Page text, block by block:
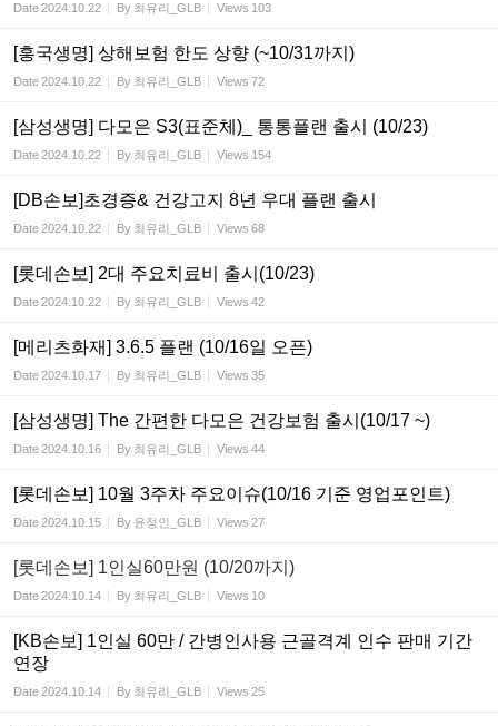
Date2024.10.22 By 최유리_GLB Views 103
[흥국생명] 상해보험 한도 상향 (~10/31까지)
Date2024.10.22 By 최유리_GLB Views 72
[삼성생명] 다모은 S3(표준체)_ 통통플랜 출시 (10/23)
Date2024.10.22 By 최유리_GLB Views 154
[DB손보]초경증& 건강고지 8년 우대 플랜 출시
Date2024.10.22 By 최유리_GLB Views 68
[롯데손보] 2대 주요치료비 출시(10/23)
Date2024.10.22 By 최유리_GLB Views 42
[메리츠화재] 3.6.5 플랜 (10/16일 오픈)
Date2024.10.17 By 최유리_GLB Views 35
[삼성생명] The 간편한 다모은 건강보험 출시(10/17 ~)
Date2024.10.16 By 최유리_GLB Views 44
[롯데손보] 10월 3주차 주요이슈(10/16 기준 영업포인트)
Date2024.10.15 By 윤정인_GLB Views 27
[롯데손보] 1인실60만원 (10/20까지)
Date2024.10.14 By 최유리_GLB Views 10
[KB손보] 1인실 60만 / 간병인사용 근골격계 인수 판매 기간
연장
Date2024.10.14 By 최유리_GLB Views 25